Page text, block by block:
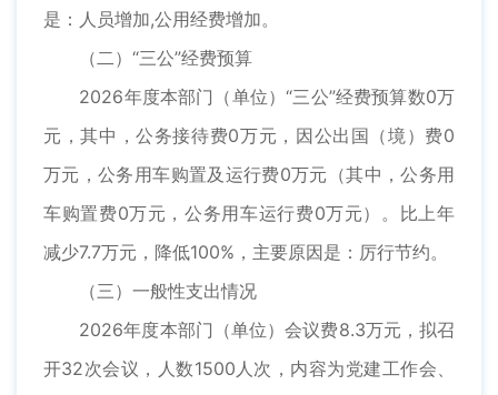
是：人员增加,公用经费增加。
（二）“三公”经费预算
2026年度本部门（单位）“三公”经费预算数0万
元，其中，公务接待费0万元，因公出国（境）费0
万元，公务用车购置及运行费0万元（其中，公务用
车购置费0万元，公务用车运行费0万元）。比上年
减少7.7万元，降低100%，主要原因是：厉行节约。
（三）一般性支出情况
2026年度本部门（单位）会议费8.3万元，拟召
开32次会议，人数1500人次，内容为党建工作会、